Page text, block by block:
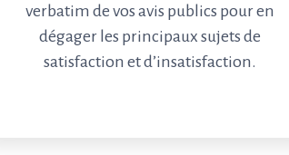
verbatim de vos avis publics pour en
dégager les principaux sujets de
satisfaction et d’insatisfaction.